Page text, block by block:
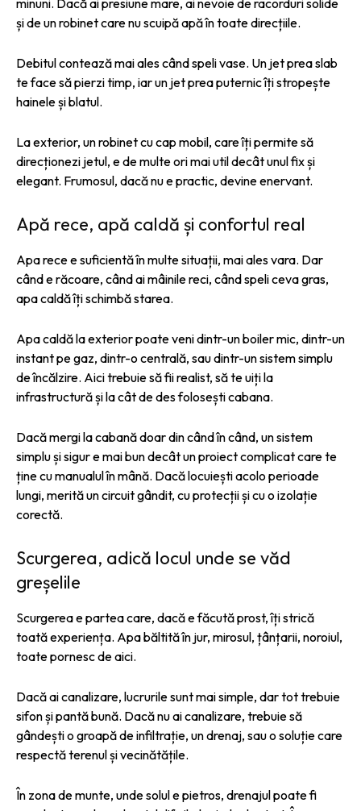
și de un robinet care nu scuipă apă în toate direcțiile.
Debitul contează mai ales când speli vase. Un jet prea slab
te face să pierzi timp, iar un jet prea puternic îți stropește
hainele și blatul.
La exterior, un robinet cu cap mobil, care îți permite să
direcționezi jetul, e de multe ori mai util decât unul fix și
elegant. Frumosul, dacă nu e practic, devine enervant.
Apă rece, apă caldă și confortul real
Apa rece e suficientă în multe situații, mai ales vara. Dar
când e răcoare, când ai mâinile reci, când speli ceva gras,
apa caldă îți schimbă starea.
Apa caldă la exterior poate veni dintr-un boiler mic, dintr-un
instant pe gaz, dintr-o centrală, sau dintr-un sistem simplu
de încălzire. Aici trebuie să fii realist, să te uiți la
infrastructură și la cât de des folosești cabana.
Dacă mergi la cabană doar din când în când, un sistem
simplu și sigur e mai bun decât un proiect complicat care te
ține cu manualul în mână. Dacă locuiești acolo perioade
lungi, merită un circuit gândit, cu protecții și cu o izolație
corectă.
Scurgerea, adică locul unde se văd
greșelile
Scurgerea e partea care, dacă e făcută prost, îți strică
toată experiența. Apa băltită în jur, mirosul, țânțarii, noroiul,
toate pornesc de aici.
Dacă ai canalizare, lucrurile sunt mai simple, dar tot trebuie
sifon și pantă bună. Dacă nu ai canalizare, trebuie să
gândești o groapă de infiltrație, un drenaj, sau o soluție care
respectă terenul și vecinătățile.
În zona de munte, unde solul e pietros, drenajul poate fi